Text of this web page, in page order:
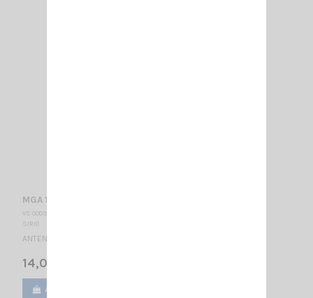
MGA 108-550 PL SIRIO
VS 000910
SIRIO
ANTENNE MOBILE 108…550 MHz réglable / 1/4λ / 670 mm
14,00 €
Ajouter au panier